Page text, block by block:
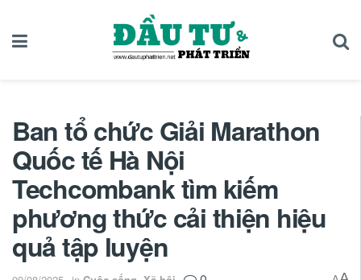
Ban tổ chức Giải Marathon
Quốc tế Hà Nội
Techcombank tìm kiếm
phương thức cải thiện hiệu
quả tập luyện